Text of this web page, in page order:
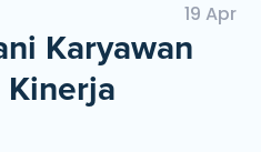
19 Apr
Karyawan